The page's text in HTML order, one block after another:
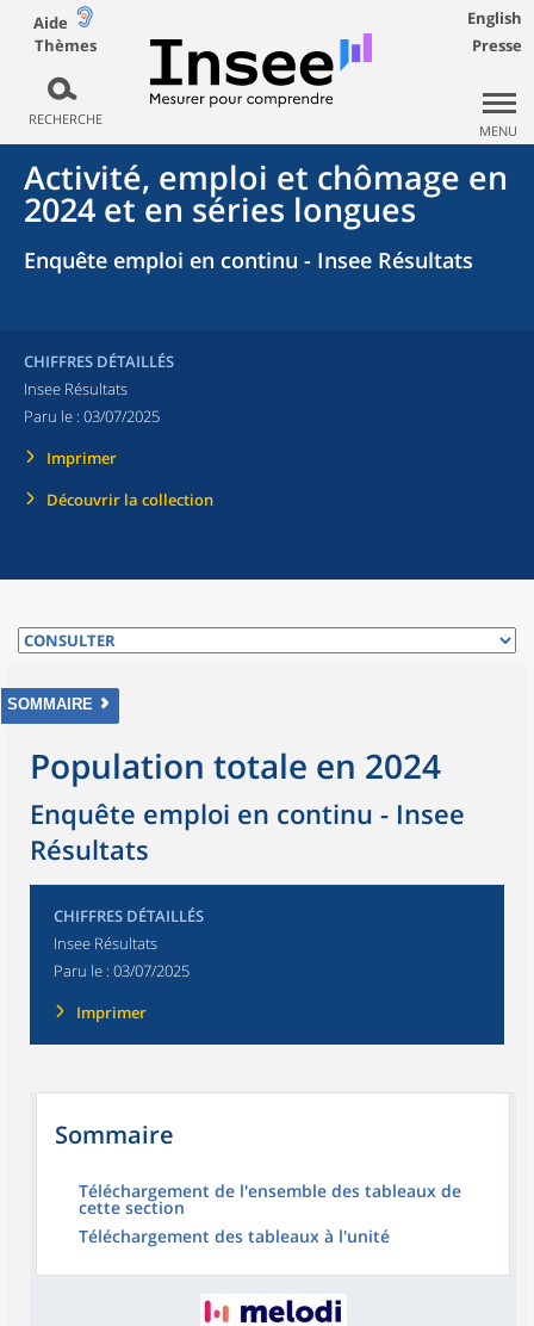
Aide
Thèmes
RECHERCHE
English
Presse
MENU
Activité, emploi et chômage en
2024 et en séries longues
Enquête emploi en continu - Insee Résultats
CHIFFRES DÉTAILLÉS
Insee Résultats
Paru le : 03/07/2025
Imprimer
Découvrir la collection
SOMMAIRE
Population totale en 2024
Enquête emploi en continu - Insee
Résultats
CHIFFRES DÉTAILLÉS
Insee Résultats
Paru le : 03/07/2025
Imprimer
Sommaire
Téléchargement de l'ensemble des tableaux de
cette section
Téléchargement des tableaux à l'unité